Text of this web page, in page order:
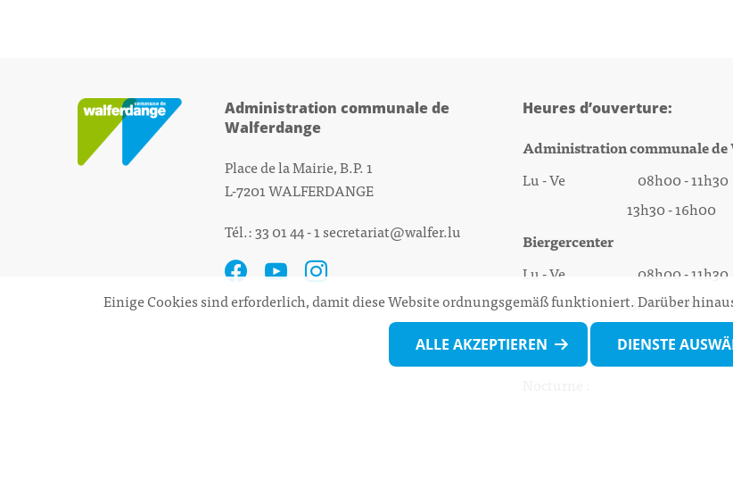
Administration communale de
Walferdange
Place de la Mairie, B.P. 1
L-7201 WALFERDANGE
Tél.: 33 01 44 - 1secretariat@walfer.lu
Heures d’ouverture:
Administration communale de
Lu - Ve 08h00 - 11h30
13h30 - 16h00
Biergercenter
Lu - Ve 08h00 - 11h30
13h30 - 16h00
Le mardi après-midi et le vendredi
midi uniquement sur Rdv.
Einige Cookies sind erforderlich, damit diese Website ordnungsgemäß funktioniert. Darüber
ALLE AKZEPTIEREN DIENSTE